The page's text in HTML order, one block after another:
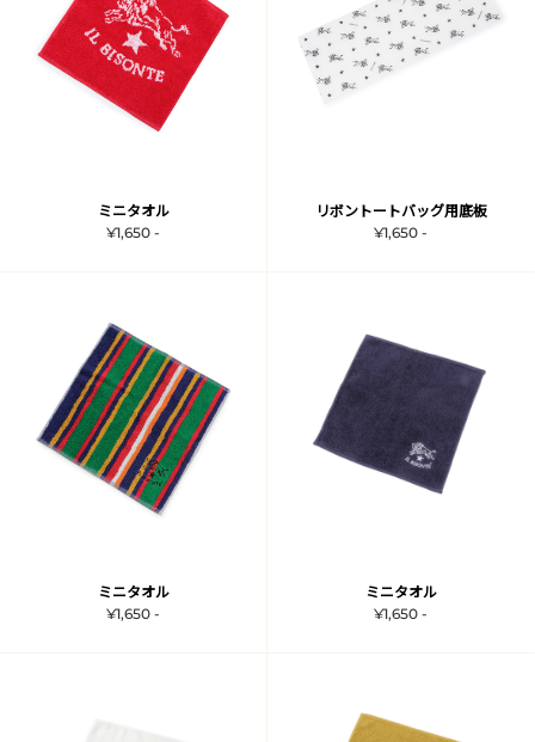
ミニタオル
¥1,650 -
リボントートバッグ用底板
¥1,650 -
ミニタオル
¥1,650 -
ミニタオル
¥1,650 -